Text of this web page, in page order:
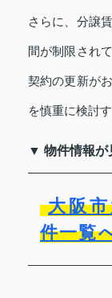
さらに、分譲
間が制限され
契約の更新が
を慎重に検討
▼ 物件情報が
大阪
件一覧